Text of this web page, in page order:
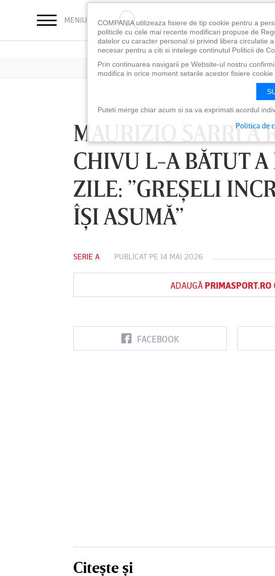
MENIU CAUTĂ
MAURIZIO SARRI A
CHIVU L-A BĂTUT
ZILE: ”GREŞELI
ÎŞI ASUMĂ”
SERIE A PUBLICAT PE 14 MAI 2026
ADAUGĂ PRIMASPORT.RO
FACEBOOK
Citește și
LUNI 10 AUG, 18:30
FC Botoşani
Vs
Corvinul
Sepsi OSK Sf
Vs
FCSB
COMPANIA utilizeaza fisiere de tip cookie pentru a
politicile cu cele mai recente modificari propuse de
datelor cu caracter personal si privind libera circulatie
necesar pentru a citi si intelege continutul Politicii de
Prin continuarea navigarii pe Website-ul nostru
modifica in orice moment setarile acestor fisiere
Puteti merge chiar acum si sa va exprimati acordul
Politica de